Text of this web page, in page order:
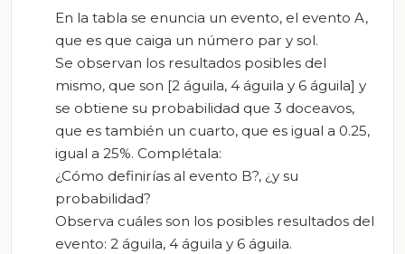
En la tabla se enuncia un evento, el evento A,
que es que caiga un número par y sol.
Se observan los resultados posibles del
mismo, que son [2 águila, 4 águila y 6 águila] y
se obtiene su probabilidad que 3 doceavos,
que es también un cuarto, que es igual a 0.25,
igual a 25%. Complétala:
¿Cómo definirías al evento B?, ¿y su
probabilidad?
Observa cuáles son los posibles resultados del
evento: 2 águila, 4 águila y 6 águila.